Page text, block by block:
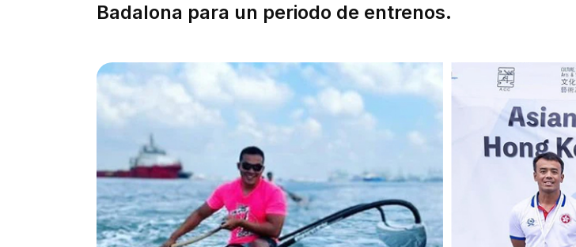
Badalona para un periodo de entrenos.